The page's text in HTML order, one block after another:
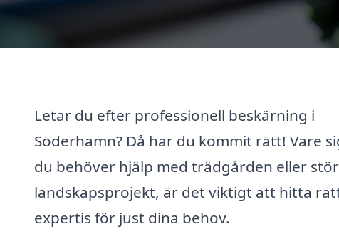
Letar du efter professionell beskärning i
Söderhamn? Då har du kommit rätt! Vare
du behöver hjälp med trädgården eller
landskapsprojekt, är det viktigt att hitta
expertis för just dina behov.